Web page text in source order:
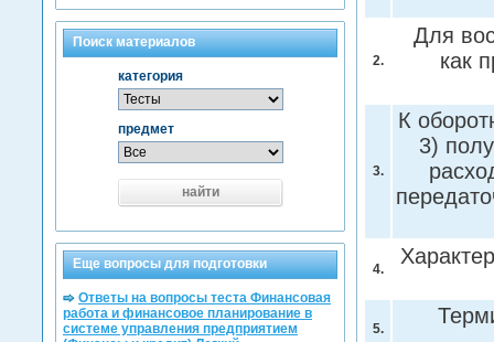
2.
Для
как
3.
К
3)
4.
5.
Поиск материалов
категория
предмет
найти
Еще вопросы для подготовки
Ответы на вопросы теста Финансовая
работа и финансовое планирование в
системе управления предприятием